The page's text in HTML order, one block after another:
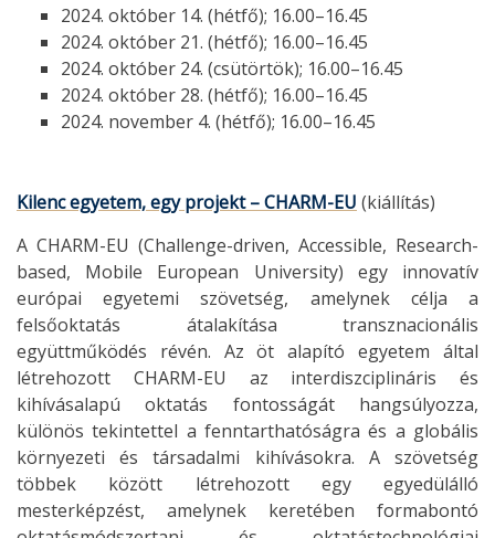
2024. október 14. (hétfő); 16.00–16.45
2024. október 21. (hétfő); 16.00–16.45
2024. október 24. (csütörtök); 16.00–16.45
2024. október 28. (hétfő); 16.00–16.45
2024. november 4. (hétfő); 16.00–16.45
Kilenc egyetem, egy projekt – CHARM-EU (kiállítás)
A CHARM-EU (Challenge-driven, Accessible, Research-
based, Mobile European University) egy innovatív
európai egyetemi szövetség, amelynek célja a
felsőoktatás átalakítása transznacionális
együttműködés révén. Az öt alapító egyetem által
létrehozott CHARM-EU az interdiszciplináris és
kihívásalapú oktatás fontosságát hangsúlyozza,
különös tekintettel a fenntarthatóságra és a globális
környezeti és társadalmi kihívásokra. A szövetség
többek között létrehozott egy egyedülálló
mesterképzést, amelynek keretében formabontó